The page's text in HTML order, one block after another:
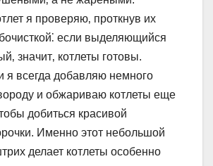
я проверяю‚ проткнув их
если выделяющийся
значит‚ котлеты готовы.
я всегда добавляю немного
и обжариваю котлеты еще
добиться красивой
Именно этот небольшой
делает котлеты особенно